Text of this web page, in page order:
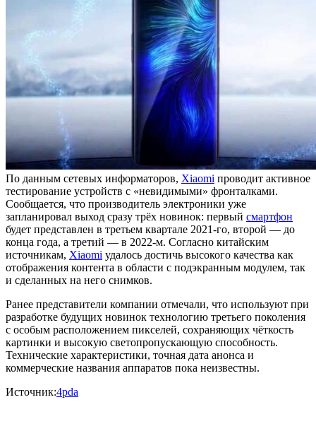
По данным сетевых информаторов, Xiaomi проводит активное
тестирование устройств с «невидимыми» фронталками.
Сообщается, что производитель электроники уже
запланировал выход сразу трёх новинок: первый смартфон
будет представлен в третьем квартале 2021-го, второй — до
конца года, а третий — в 2022-м. Согласно китайским
источникам, Xiaomi удалось достичь высокого качества как
отображения контента в области с подэкранным модулем, так
и сделанных на него снимков.
Ранее представители компании отмечали, что используют при
разработке будущих новинок технологию третьего поколения
с особым расположением пикселей, сохраняющих чёткость
картинки и высокую светопропускающую способность.
Технические характеристики, точная дата анонса и
коммерческие названия аппаратов пока неизвестны.
Источник:4pda